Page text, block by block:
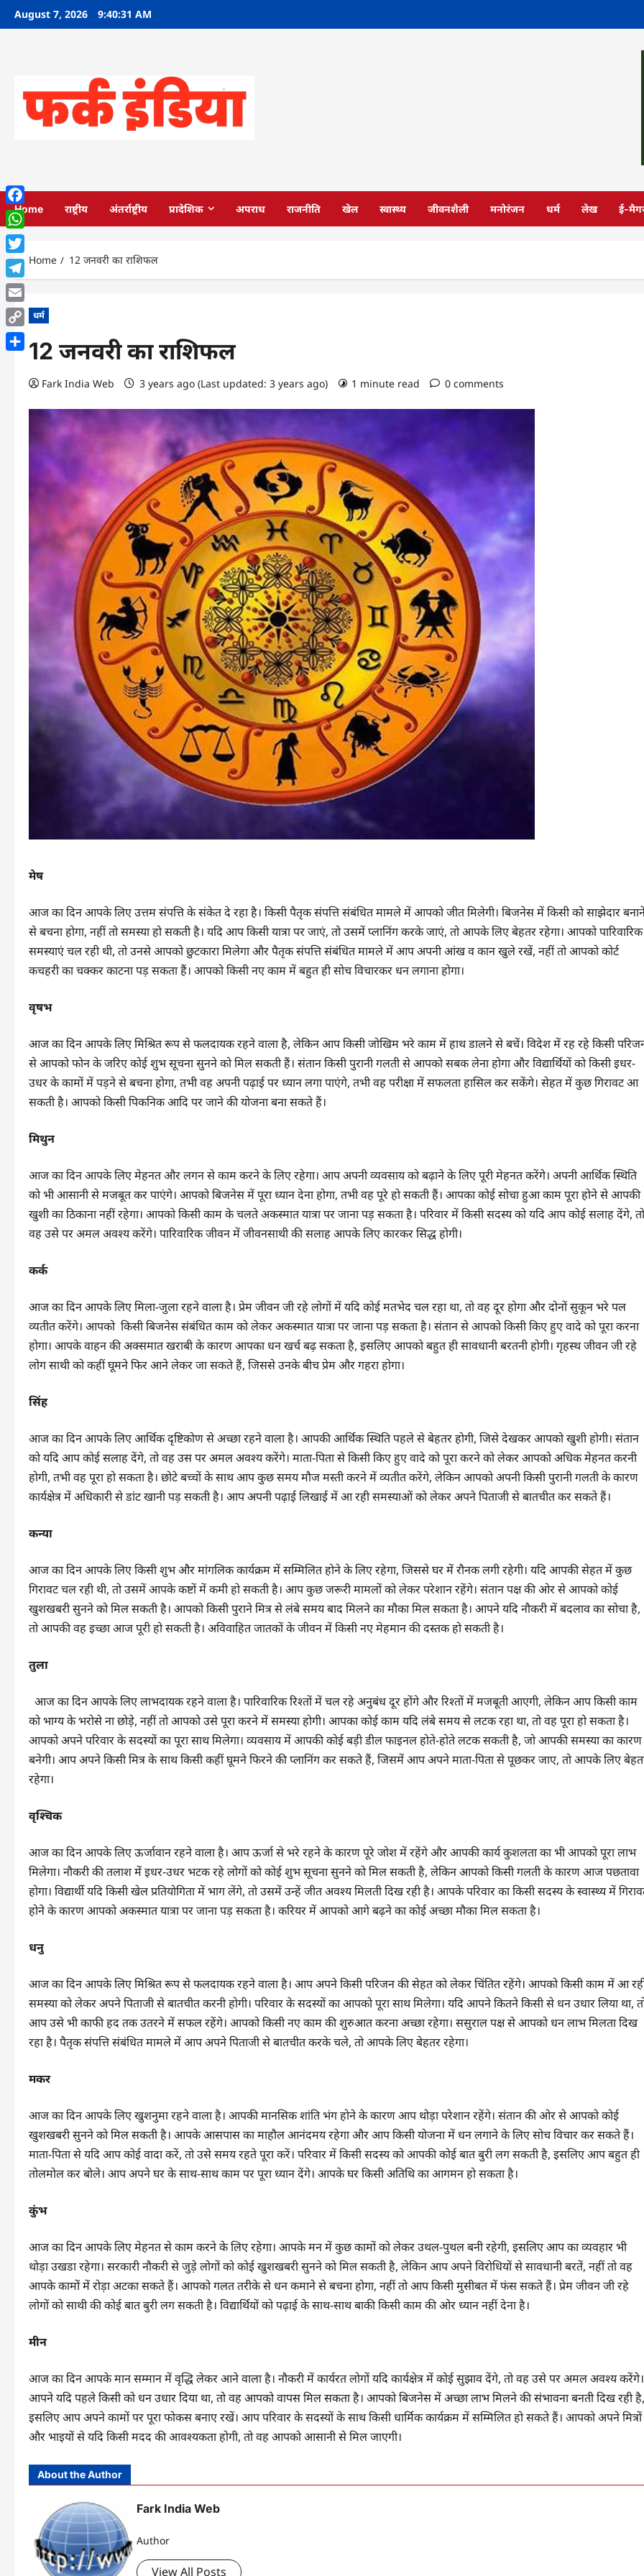
SkipAugust 7, 2026 9:40:32 AM
Home राष्ट्रीय अंतर्राष्ट्रीय प्रादेशिक अपराध राजनीति खेल स्वास्थ्य जीवनशैली मनोरंजन धर्म लेख ई-
Home 12 जनवरी का राशिफल
धर्म
12 जनवरी का राशिफल
Fark India Web 3 years ago (Last updated: 3 years ago) 1 minute read 0 comments
मेष
आज का दिन आपके लिए उत्तम संपत्ति के संकेत दे रहा है। किसी पैतृक संपत्ति संबंधित मामले में आपको जीत मिलेगी। बिजनेस में किसी को साझेदार
से बचना होगा, नहीं तो समस्या हो सकती है। यदि आप किसी यात्रा पर जाएं, तो उसमें प्लानिंग करके जाएं, तो आपके लिए बेहतर रहेगा। आपको पारिवारिक
समस्याएं चल रही थी, तो उनसे आपको छुटकारा मिलेगा और पैतृक संपत्ति संबंधित मामले में आप अपनी आंख व कान खुले रखें, नहीं तो आपको कोर्ट
कचहरी का चक्कर काटना पड़ सकता हैं। आपको किसी नए काम में बहुत ही सोच विचारकर धन लगाना होगा।
वृषभ
आज का दिन आपके लिए मिश्रित रूप से फलदायक रहने वाला है, लेकिन आप किसी जोखिम भरे काम में हाथ डालने से बचें। विदेश में रह रहे किसी
से आपको फोन के जरिए कोई शुभ सूचना सुनने को मिल सकती हैं। संतान किसी पुरानी गलती से आपको सबक लेना होगा और विद्यार्थियों को किसी इधर-
उधर के कामों में पड़ने से बचना होगा, तभी वह अपनी पढ़ाई पर ध्यान लगा पाएंगे, तभी वह परीक्षा में सफलता हासिल कर सकेंगे। सेहत में कुछ गिरावट आ
सकती है। आपको किसी पिकनिक आदि पर जाने की योजना बना सकते हैं।
मिथुन
आज का दिन आपके लिए मेहनत और लगन से काम करने के लिए रहेगा। आप अपनी व्यवसाय को बढ़ाने के लिए पूरी मेहनत करेंगे। अपनी आर्थिक स्थिति
को भी आसानी से मजबूत कर पाएंगे। आपको बिजनेस में पूरा ध्यान देना होगा, तभी वह पूरे हो सकती हैं। आपका कोई सोचा हुआ काम पूरा होने से आपकी
खुशी का ठिकाना नहीं रहेगा। आपको किसी काम के चलते अकस्मात यात्रा पर जाना पड़ सकता है। परिवार में किसी सदस्य को यदि आप कोई सलाह देंगे, तो
वह उसे पर अमल अवश्य करेंगे। पारिवारिक जीवन में जीवनसाथी की सलाह आपके लिए कारकर सिद्ध होगी।
कर्क
आज का दिन आपके लिए मिला-जुला रहने वाला है। प्रेम जीवन जी रहे लोगों में यदि कोई मतभेद चल रहा था, तो वह दूर होगा और दोनों सुकून भरे पल
व्यतीत करेंगे। आपको किसी बिजनेस संबंधित काम को लेकर अकस्मात यात्रा पर जाना पड़ सकता है। संतान से आपको किसी किए हुए वादे को पूरा करना
होगा। आपके वाहन की अक्समात खराबी के कारण आपका धन खर्च बढ़ सकता है, इसलिए आपको बहुत ही सावधानी बरतनी होगी। गृहस्थ जीवन जी रहे
लोग साथी को कहीं घूमने फिर आने लेकर जा सकते हैं, जिससे उनके बीच प्रेम और गहरा होगा।
सिंह
आज का दिन आपके लिए आर्थिक दृष्टिकोण से अच्छा रहने वाला है। आपकी आर्थिक स्थिति पहले से बेहतर होगी, जिसे देखकर आपको खुशी होगी। संतान
को यदि आप कोई सलाह देंगे, तो वह उस पर अमल अवश्य करेंगे। माता-पिता से किसी किए हुए वादे को पूरा करने को लेकर आपको अधिक मेहनत करनी
होगी, तभी वह पूरा हो सकता है। छोटे बच्चों के साथ आप कुछ समय मौज मस्ती करने में व्यतीत करेंगे, लेकिन आपको अपनी किसी पुरानी गलती के कारण
कार्यक्षेत्र में अधिकारी से डांट खानी पड़ सकती है। आप अपनी पढ़ाई लिखाई में आ रही समस्याओं को लेकर अपने पिताजी से बातचीत कर सकते हैं।
कन्या
आज का दिन आपके लिए किसी शुभ और मांगलिक कार्यक्रम में सम्मिलित होने के लिए रहेगा, जिससे घर में रौनक लगी रहेगी। यदि आपकी सेहत में कुछ
गिरावट चल रही थी, तो उसमें आपके कष्टों में कमी हो सकती है। आप कुछ जरूरी मामलों को लेकर परेशान रहेंगे। संतान पक्ष की ओर से आपको कोई
खुशखबरी सुनने को मिल सकती है। आपको किसी पुराने मित्र से लंबे समय बाद मिलने का मौका मिल सकता है। आपने यदि नौकरी में बदलाव का सोचा है,
तो आपकी वह इच्छा आज पूरी हो सकती है। अविवाहित जातकों के जीवन में किसी नए मेहमान की दस्तक हो सकती है।
तुला
आज का दिन आपके लिए लाभदायक रहने वाला है। पारिवारिक रिश्तों में चल रहे अनुबंध दूर होंगे और रिश्तों में मजबूती आएगी, लेकिन आप किसी काम
को भाग्य के भरोसे ना छोड़े, नहीं तो आपको उसे पूरा करने में समस्या होगी। आपका कोई काम यदि लंबे समय से लटक रहा था, तो वह पूरा हो सकता है।
आपको अपने परिवार के सदस्यों का पूरा साथ मिलेगा। व्यवसाय में आपकी कोई बड़ी डील फाइनल होते-होते लटक सकती है, जो आपकी समस्या का कारण
बनेगी। आप अपने किसी मित्र के साथ किसी कहीं घूमने फिरने की प्लानिंग कर सकते हैं, जिसमें आप अपने माता-पिता से पूछकर जाए, तो आपके लिए
रहेगा।
वृश्चिक
आज का दिन आपके लिए ऊर्जावान रहने वाला है। आप ऊर्जा से भरे रहने के कारण पूरे जोश में रहेंगे और आपकी कार्य कुशलता का भी आपको पूरा लाभ
मिलेगा। नौकरी की तलाश में इधर-उधर भटक रहे लोगों को कोई शुभ सूचना सुनने को मिल सकती है, लेकिन आपको किसी गलती के कारण आज पछतावा
होगा। विद्यार्थी यदि किसी खेल प्रतियोगिता में भाग लेंगे, तो उसमें उन्हें जीत अवश्य मिलती दिख रही है। आपके परिवार का किसी सदस्य के स्वास्थ्य में
होने के कारण आपको अकस्मात यात्रा पर जाना पड़ सकता है। करियर में आपको आगे बढ़ने का कोई अच्छा मौका मिल सकता है।
धनु
आज का दिन आपके लिए मिश्रित रूप से फलदायक रहने वाला है। आप अपने किसी परिजन की सेहत को लेकर चिंतित रहेंगे। आपको किसी काम में आ
समस्या को लेकर अपने पिताजी से बातचीत करनी होगी। परिवार के सदस्यों का आपको पूरा साथ मिलेगा। यदि आपने कितने किसी से धन उधार लिया था,
आप उसे भी काफी हद तक उतरने में सफल रहेंगे। आपको किसी नए काम की शुरुआत करना अच्छा रहेगा। ससुराल पक्ष से आपको धन लाभ मिलता दिख
रहा है। पैतृक संपत्ति संबंधित मामले में आप अपने पिताजी से बातचीत करके चले, तो आपके लिए बेहतर रहेगा।
मकर
आज का दिन आपके लिए खुशनुमा रहने वाला है। आपकी मानसिक शांति भंग होने के कारण आप थोड़ा परेशान रहेंगे। संतान की ओर से आपको कोई
खुशखबरी सुनने को मिल सकती है। आपके आसपास का माहौल आनंदमय रहेगा और आप किसी योजना में धन लगाने के लिए सोच विचार कर सकते हैं।
माता-पिता से यदि आप कोई वादा करें, तो उसे समय रहते पूरा करें। परिवार में किसी सदस्य को आपकी कोई बात बुरी लग सकती है, इसलिए आप बहुत ही
तोलमोल कर बोले। आप अपने घर के साथ-साथ काम पर पूरा ध्यान देंगे। आपके घर किसी अतिथि का आगमन हो सकता है।
कुंभ
आज का दिन आपके लिए मेहनत से काम करने के लिए रहेगा। आपके मन में कुछ कामों को लेकर उथल-पुथल बनी रहेगी, इसलिए आप का व्यवहार भी
थोड़ा उखडा रहेगा। सरकारी नौकरी से जुड़े लोगों को कोई खुशखबरी सुनने को मिल सकती है, लेकिन आप अपने विरोधियों से सावधानी बरतें, नहीं तो वह
आपके कामों में रोड़ा अटका सकते हैं। आपको गलत तरीके से धन कमाने से बचना होगा, नहीं तो आप किसी मुसीबत में फंस सकते हैं। प्रेम जीवन जी रहे
लोगों को साथी की कोई बात बुरी लग सकती है। विद्यार्थियों को पढ़ाई के साथ-साथ बाकी किसी काम की ओर ध्यान नहीं देना है।
मीन
आज का दिन आपके मान सम्मान में वृद्धि लेकर आने वाला है। नौकरी में कार्यरत लोगों यदि कार्यक्षेत्र में कोई सुझाव देंगे, तो वह उसे पर अमल अवश्य करेंगे।
आपने यदि पहले किसी को धन उधार दिया था, तो वह आपको वापस मिल सकता है। आपको बिजनेस में अच्छा लाभ मिलने की संभावना बनती दिख रही है,
इसलिए आप अपने कामों पर पूरा फोकस बनाए रखें। आप परिवार के सदस्यों के साथ किसी धार्मिक कार्यक्रम में सम्मिलित हो सकते हैं। आपको अपने मित्रों
और भाइयों से यदि किसी मदद की आवश्यकता होगी, तो वह आपको आसानी से मिल जाएगी।
About the Author
Fark India Web
Author
View All Posts
Facebook
WhatsApp
Twitter
Telegram
Email
Copy
Link